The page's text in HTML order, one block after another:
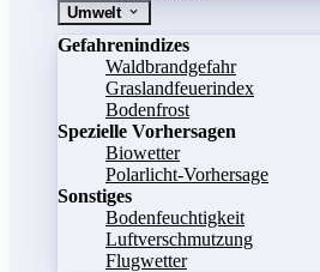
Umwelt
Gefahrenindizes
Waldbrandgefahr
Graslandfeuerindex
Bodenfrost
Spezielle Vorhersagen
Biowetter
Polarlicht-Vorhersage
Sonstiges
Bodenfeuchtigkeit
Luftverschmutzung
Flugwetter